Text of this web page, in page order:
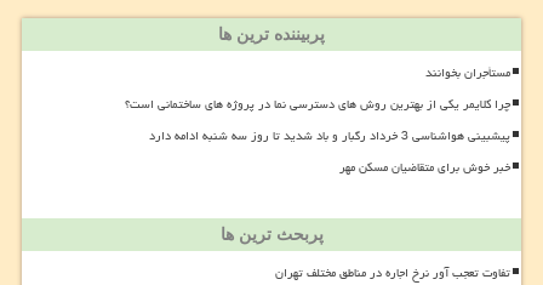
پربیننده ترین ها
مستأجران بخوانند
چرا کلایمر یکی از بهترین روش های دسترسی نما در پروژه های ساختمانی است؟
پیشبینی هواشناسی 3 خرداد رگبار و باد شدید تا روز سه شنبه ادامه دارد
خبر خوش برای متقاضیان مسکن مهر
پربحث ترین ها
تفاوت تعجب آور نرخ اجاره در مناطق مختلف تهران